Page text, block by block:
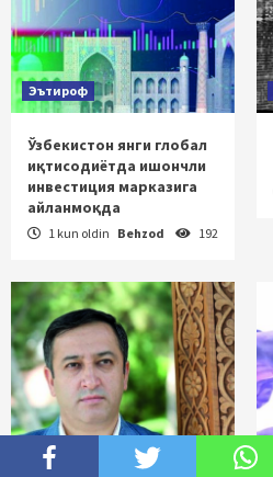
Эътироф
Ўзбекистон янги глобал
иқтисодиётда ишончли
инвестиция марказига
айланмоқда
1 kun oldin Behzod 192